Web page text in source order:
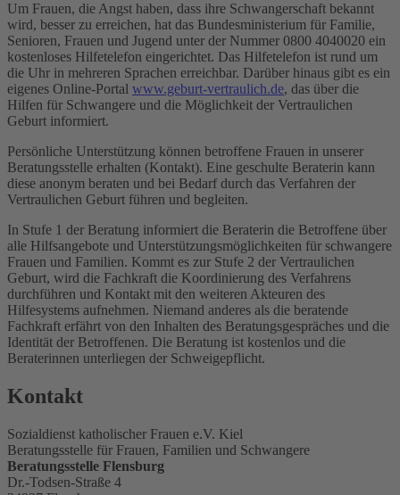
Um Frauen, die Angst haben, dass ihre Schwangerschaft bekannt
wird, besser zu erreichen, hat das Bundesministerium für Familie,
Senioren, Frauen und Jugend unter der Nummer 0800 4040020 ein
kostenloses Hilfetelefon eingerichtet. Das Hilfetelefon ist rund um
die Uhr in mehreren Sprachen erreichbar. Darüber hinaus gibt es ein
eigenes Online-Portal www.geburt-vertraulich.de, das über die
Hilfen für Schwangere und die Möglichkeit der Vertraulichen
Geburt informiert.
Persönliche Unterstützung können betroffene Frauen in unserer
Beratungsstelle erhalten (Kontakt). Eine geschulte Beraterin kann
diese anonym beraten und bei Bedarf durch das Verfahren der
Vertraulichen Geburt führen und begleiten.
In Stufe 1 der Beratung informiert die Beraterin die Betroffene über
alle Hilfsangebote und Unterstützungsmöglichkeiten für schwangere
Frauen und Familien. Kommt es zur Stufe 2 der Vertraulichen
Geburt, wird die Fachkraft die Koordinierung des Verfahrens
durchführen und Kontakt mit den weiteren Akteuren des
Hilfesystems aufnehmen. Niemand anderes als die beratende
Fachkraft erfährt von den Inhalten des Beratungsgespräches und die
Identität der Betroffenen. Die Beratung ist kostenlos und die
Beraterinnen unterliegen der Schweigepflicht.
Kontakt
Sozialdienst katholischer Frauen e.V. Kiel
Beratungsstelle für Frauen, Familien und Schwangere
Beratungsstelle Flensburg
Dr.-Todsen-Straße 4